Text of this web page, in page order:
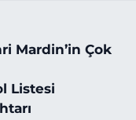
Mardin’in Çok
Listesi